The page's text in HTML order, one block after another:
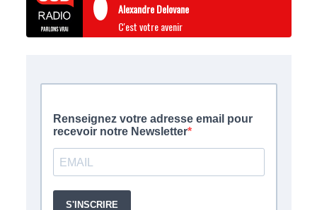
Alexandre Delovane
C'est votre avenir